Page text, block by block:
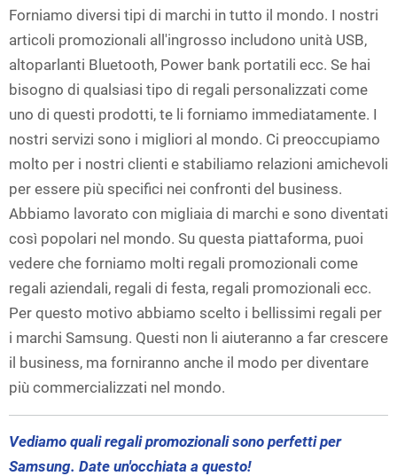
Forniamo diversi tipi di marchi in tutto il mondo. I nostri
articoli promozionali all'ingrosso includono unità USB,
altoparlanti Bluetooth, Power bank portatili ecc. Se hai
bisogno di qualsiasi tipo di regali personalizzati come
uno di questi prodotti, te li forniamo immediatamente. I
nostri servizi sono i migliori al mondo. Ci preoccupiamo
molto per i nostri clienti e stabiliamo relazioni amichevoli
per essere più specifici nei confronti del business.
Abbiamo lavorato con migliaia di marchi e sono diventati
così popolari nel mondo. Su questa piattaforma, puoi
vedere che forniamo molti regali promozionali come
regali aziendali, regali di festa, regali promozionali ecc.
Per questo motivo abbiamo scelto i bellissimi regali per
i marchi Samsung. Questi non li aiuteranno a far crescere
il business, ma forniranno anche il modo per diventare
più commercializzati nel mondo.
Vediamo quali regali promozionali sono perfetti per
Samsung. Date un'occhiata a questo!